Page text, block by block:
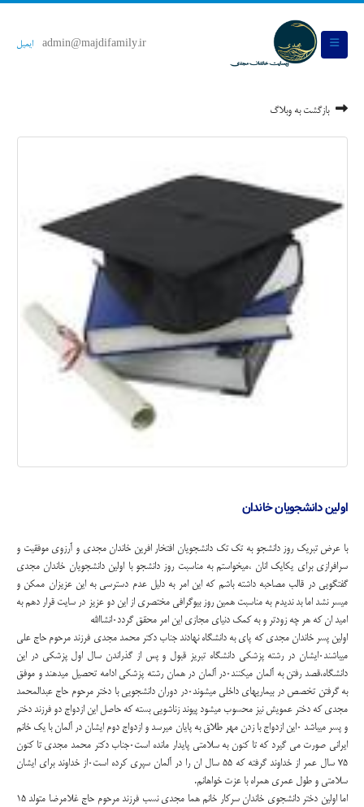
admin@majdifamily.ir ایمیل
بازگشت به وبلاگ
اولین دانشجویان خاندان
با عرض تبریک روز دانشجو به تک تک دانشجویان افتخار افرین خاندان مجدی و آرزوی موفقیت و
سرافرازی برای یکایک انان ،میخواستم به مناسبت روز دانشجو با اولین دانشجویان خاندان مجدی
گفتگویی در قالب مصاحبه داشته باشم که این امر به دلیل عدم دسترسی به این عزیزان ممکن و
میسر نشد اما بد ندیدم به مناسبت همین روز بیوگرافی مختصری از این دو عزیز در سایت قرار دهم به
امید ان که هر چه زودتر و به کمک دنیای مجازی این امر محقق گردد۰انشاالله
اولین پسر خاندان مجدی که پای به دانشگاه نهادند جناب دکتر محمد مجدی فرزند مرحوم حاج علی
میباشند۰ایشان در رشته پزشکی دانشگاه تبریز قبول و پس از گذراندن سال اول پزشکی در این
دانشگاه،قصد رفتن به آلمان میکنند۰در آلمان در همان رشته پزشکی ادامه تحصیل میدهند و موفق
به گرفتن تخصص در بیماریهای داخلی میشوند۰در دوران دانشجویی با دختر مرحوم حاج عبدالمحمد
مجدی که دختر عمویش نیز محسوب میشود پیوند زناشویی بسته که حاصل این ازدواج دو فرزند دختر
و پسر میباشد ۰این ازدواج با زدن مهر طلاق به پایان میرسد و ازدواج دوم ایشان در آلمان با یک خانم
ایرانی صورت می گیرد که تا کنون به سلامتی پایدار مانده است۰جناب دکتر محمد مجدی تا کنون
۷۵ سال عمر از خداوند گرفته که ۵۵ سال ان را در آلمان سپری کرده است۰از خداوند برای ایشان
سلامتی و طول عمری همراه با عزت خواهانم.
اما اولین دختر دانشجوی خاندان سرکار خانم هما مجدی نسب فرزند مرحوم حاج غلامرضا متولد ۱۵